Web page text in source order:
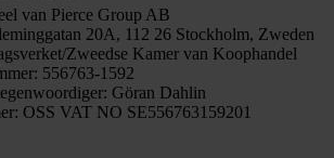
van Pierce Group AB
20A, 112 26 Stockholm, Zweden
Zweedse Kamer van Koophandel
556763-1592
Göran Dahlin
OSS VAT NO SE556763159201